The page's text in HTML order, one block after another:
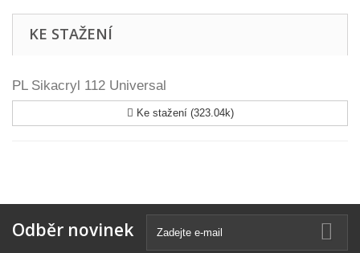
KE STAŽENÍ
PL Sikacryl 112 Universal
Ke stažení (323.04k)
Odběr novinek